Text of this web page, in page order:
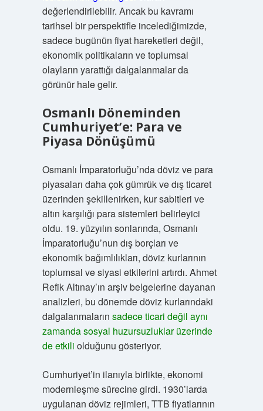
değerlendirilebilir. Ancak bu kavramı
tarihsel bir perspektifle incelediğimizde,
sadece bugünün fiyat hareketleri değil,
ekonomik politikaların ve toplumsal
olayların yarattığı dalgalanmalar da
görünür hale gelir.
Osmanlı Döneminden
Cumhuriyet’e: Para ve
Piyasa Dönüşümü
Osmanlı İmparatorluğu’nda döviz ve para
piyasaları daha çok gümrük ve dış ticaret
üzerinden şekillenirken, kur sabitleri ve
altın karşılığı para sistemleri belirleyici
oldu. 19. yüzyılın sonlarında, Osmanlı
İmparatorluğu’nun dış borçları ve
ekonomik bağımlılıkları, döviz kurlarının
toplumsal ve siyasi etkilerini artırdı. Ahmet
Refik Altınay’ın arşiv belgelerine dayanan
analizleri, bu dönemde döviz kurlarındaki
dalgalanmaların sadece ticari değil aynı
zamanda sosyal huzursuzluklar üzerinde
de etkili olduğunu gösteriyor.
Cumhuriyet’in ilanıyla birlikte, ekonomi
modernleşme sürecine girdi. 1930’larda
uygulanan döviz rejimleri, TTB fiyatlarının